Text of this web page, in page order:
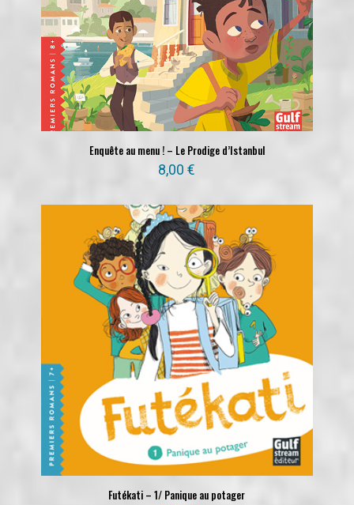
Enquête au menu ! – Le Prodige d’Istanbul
8,00€
Futékati – 1/ Panique au potager